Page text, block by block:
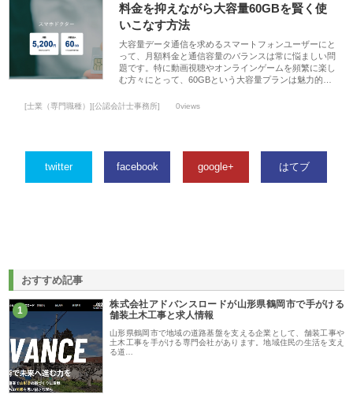
料金を抑えながら大容量60GBを賢く使
いこなす方法
大容量データ通信を求めるスマートフォンユーザーにと
って、月額料金と通信容量のバランスは常に悩ましい問
題です。特に動画視聴やオンラインゲームを頻繁に楽し
む方々にとって、60GBという大容量プランは魅力的…
[士業（専門職種）][公認会計士事務所] 0views
twitter facebook google+ はてブ
おすすめ記事
1
株式会社アドバンスロードが山形県鶴岡市で手がける
舗装土木工事と求人情報
山形県鶴岡市で地域の道路基盤を支える企業として、舗装工事や
土木工事を手がける専門会社があります。地域住民の生活を支え
る道…